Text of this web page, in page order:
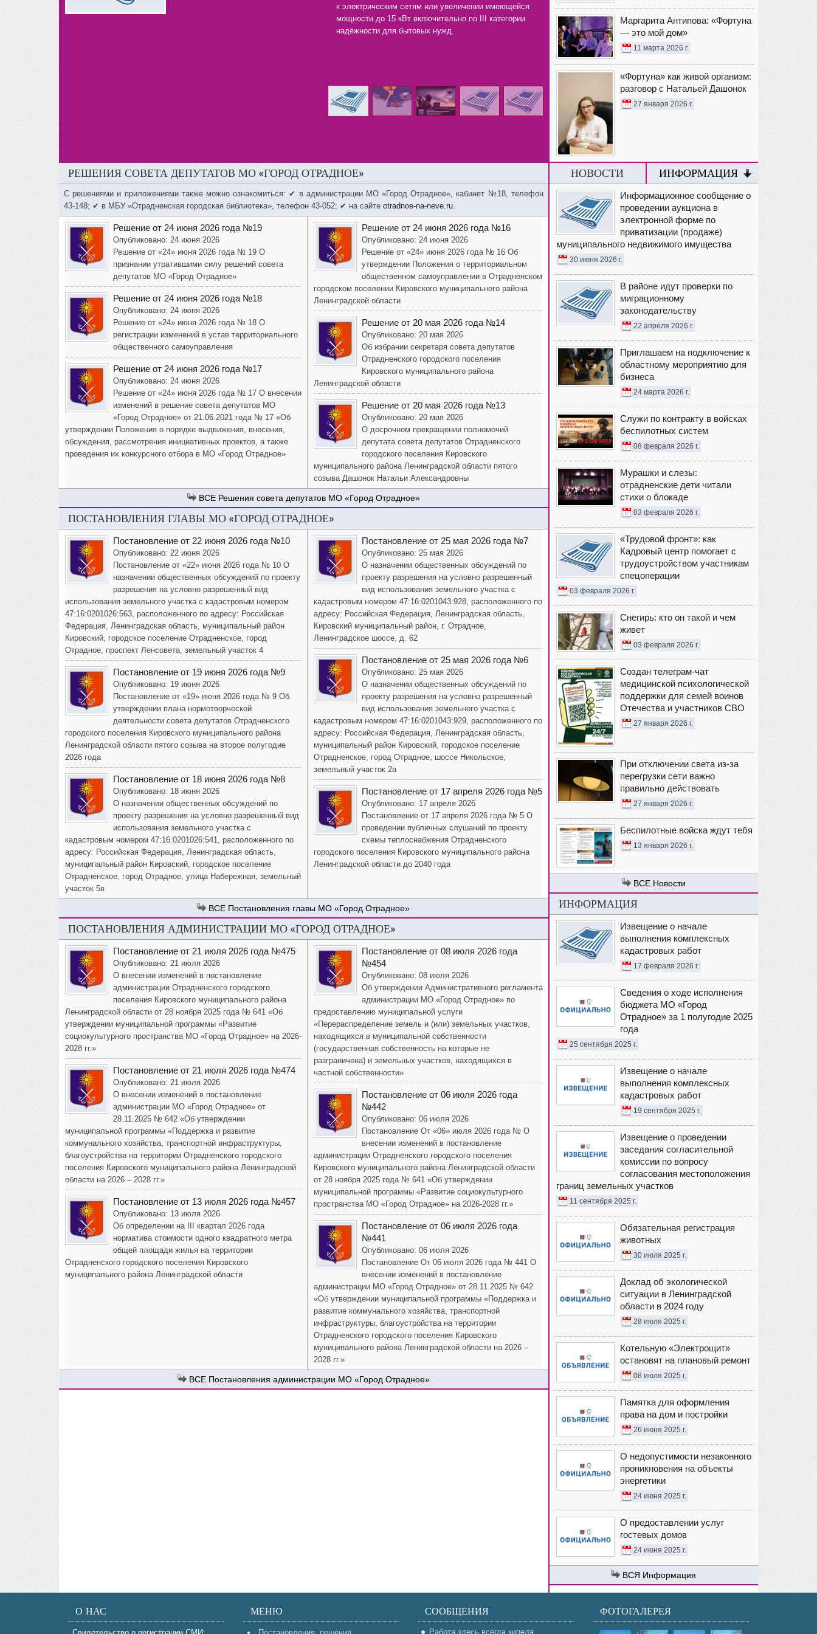
к электрическим сетям или увеличении имеющейся
мощности до 15 кВт включительно по III категории
надёжности для бытовых нужд.
Маргарита Антипова: «Фортуна
— это мой дом»
11 марта 2026 г.
«Фортуна» как живой организм:
разговор с Натальей Дашонок
27 января 2026 г.
РЕШЕНИЯ СОВЕТА ДЕПУТАТОВ МО «ГОРОД ОТРАДНОЕ»
С решениями и приложениями также можно ознакомиться: ✔ в администрации МО «Город Отрадное», кабинет №18, телефон
43-148; ✔ в МБУ «Отрадненская городская библиотека», телефон 43-052; ✔ на сайте otradnoe-na-neve.ru.
Решение от 24 июня 2026 года №19
Опубликовано: 24 июня 2026
Решение от «24» июня 2026 года № 19 О
признании утратившими силу решений совета
депутатов МО «Город Отрадное»
Решение от 24 июня 2026 года №18
Опубликовано: 24 июня 2026
Решение от «24» июня 2026 года № 18 О
регистрации изменений в устав территориального
общественного самоуправления
Решение от 24 июня 2026 года №17
Опубликовано: 24 июня 2026
Решение от «24» июня 2026 года № 17 О внесении
изменений в решение совета депутатов МО
«Город Отрадное» от 21.06.2021 года № 17 «Об
утверждении Положения о порядке выдвижения, внесения,
обсуждения, рассмотрения инициативных проектов, а также
проведения их конкурсного отбора в МО «Город Отрадное»
Решение от 24 июня 2026 года №16
Опубликовано: 24 июня 2026
Решение от «24» июня 2026 года № 16 Об
утверждении Положения о территориальном
общественном самоуправлении в Отрадненском
городском поселении Кировского муниципального района
Ленинградской области
Решение от 20 мая 2026 года №14
Опубликовано: 20 мая 2026
Об избрании секретаря совета депутатов
Отрадненского городского поселения
Кировского муниципального района
Ленинградской области
Решение от 20 мая 2026 года №13
Опубликовано: 20 мая 2026
О досрочном прекращении полномочий
депутата совета депутатов Отрадненского
городского поселения Кировского
муниципального района Ленинградской области пятого
созыва Дашонок Натальи Александровны
Решения совета депутатов МО «Город Отрадное»
ПОСТАНОВЛЕНИЯ ГЛАВЫ МО «ГОРОД ОТРАДНОЕ»
Постановление от 22 июня 2026 года №10
Опубликовано: 22 июня 2026
Постановление от «22» июня 2026 года № 10 О
назначении общественных обсуждений по проекту
разрешения на условно разрешенный вид
использования земельного участка с кадастровым номером
47:16:0201026:563, расположенного по адресу: Российская
Федерация, Ленинградская область, муниципальный район
Кировский, городское поселение Отрадненское, город
Отрадное, проспект Ленсовета, земельный участок 4
Постановление от 19 июня 2026 года №9
Опубликовано: 19 июня 2026
Постановление от «19» июня 2026 года № 9 Об
утверждении плана нормотворческой
деятельности совета депутатов Отрадненского
городского поселения Кировского муниципального района
Ленинградской области пятого созыва на второе полугодие
2026 года
Постановление от 18 июня 2026 года №8
Опубликовано: 18 июня 2026
О назначении общественных обсуждений по
проекту разрешения на условно разрешенный вид
использования земельного участка с
кадастровым номером 47:16:0201026:541, расположенного по
адресу: Российская Федерация, Ленинградская область,
муниципальный район Кировский, городское поселение
Отрадненское, город Отрадное, улица Набережная, земельный
участок 5в
Постановление от 25 мая 2026 года №7
Опубликовано: 25 мая 2026
О назначении общественных обсуждений по
проекту разрешения на условно разрешенный
вид использования земельного участка с
кадастровым номером 47:16:0201043:928, расположенного по
адресу: Российская Федерация, Ленинградская область,
Кировский муниципальный район, г. Отрадное,
Ленинградское шоссе, д. 62
Постановление от 25 мая 2026 года №6
Опубликовано: 25 мая 2026
О назначении общественных обсуждений по
проекту разрешения на условно разрешенный
вид использования земельного участка с
кадастровым номером 47:16:0201043:929, расположенного по
адресу: Российская Федерация, Ленинградская область,
муниципальный район Кировский, городское поселение
Отрадненское, город Отрадное, шоссе Никольское,
земельный участок 2а
Постановление от 17 апреля 2026 года №5
Опубликовано: 17 апреля 2026
Постановление от 17 апреля 2026 года № 5 О
проведении публичных слушаний по проекту
схемы теплоснабжения Отрадненского
городского поселения Кировского муниципального района
Ленинградской области до 2040 года
Постановления главы МО «Город Отрадное»
ПОСТАНОВЛЕНИЯ АДМИНИСТРАЦИИ МО «ГОРОД ОТРАДНОЕ»
Постановление от 21 июля 2026 года №475
Опубликовано: 21 июля 2026
О внесении изменений в постановление
администрации Отрадненского городского
поселения Кировского муниципального района
Ленинградской области от 28 ноября 2025 года № 641 «Об
утверждении муниципальной программы «Развитие
социокультурного пространства МО «Город Отрадное» на 2026-
2028 гг.»
Постановление от 21 июля 2026 года №474
Опубликовано: 21 июля 2026
О внесении изменений в постановление
администрации МО «Город Отрадное» от
28.11.2025 № 642 «Об утверждении
муниципальной программы «Поддержка и развитие
коммунального хозяйства, транспортной инфраструктуры,
благоустройства на территории Отрадненского городского
поселения Кировского муниципального района Ленинградской
области на 2026 – 2028 гг.»
Постановление от 13 июля 2026 года №457
Опубликовано: 13 июля 2026
Об определении на III квартал 2026 года
норматива стоимости одного квадратного метра
общей площади жилья на территории
Отрадненского городского поселения Кировского
муниципального района Ленинградской области
Постановление от 08 июля 2026 года
№454
Опубликовано: 08 июля 2026
Об утверждении Административного регламента
администрации МО «Город Отрадное» по
предоставлению муниципальной услуги
«Перераспределение земель и (или) земельных участков,
находящихся в муниципальной собственности
(государственная собственность на которые не
разграничена) и земельных участков, находящихся в
частной собственности»
Постановление от 06 июля 2026 года
№442
Опубликовано: 06 июля 2026
Постановление От «06» июля 2026 года № О
внесении изменений в постановление
администрации Отрадненского городского поселения
Кировского муниципального района Ленинградской области
от 28 ноября 2025 года № 641 «Об утверждении
муниципальной программы «Развитие социокультурного
пространства МО «Город Отрадное» на 2026-2028 гг.»
Постановление от 06 июля 2026 года
№441
Опубликовано: 06 июля 2026
Постановление От 06 июля 2026 года № 441 О
внесении изменений в постановление
администрации МО «Город Отрадное» от 28.11.2025 № 642
«Об утверждении муниципальной программы «Поддержка и
развитие коммунального хозяйства, транспортной
инфраструктуры, благоустройства на территории
Отрадненского городского поселения Кировского
муниципального района Ленинградской области на 2026 –
2028 гг.»
Постановления администрации МО «Город Отрадное»
НОВОСТИ ИНФОРМАЦИЯ
Информационное сообщение о
проведении аукциона в
электронной форме по
приватизации (продаже)
муниципального недвижимого имущества
30 июня 2026 г.
В районе идут проверки по
миграционному
законодательству
22 апреля 2026 г.
Приглашаем на подключение к
областному мероприятию для
бизнеса
24 марта 2026 г.
Служи по контракту в войсках
беспилотных систем
08 февраля 2026 г.
Мурашки и слезы:
отрадненские дети читали
стихи о блокаде
03 февраля 2026 г.
«Трудовой фронт»: как
Кадровый центр помогает с
трудоустройством участникам
спецоперации
03 февраля 2026 г.
Снегирь: кто он такой и чем
живет
03 февраля 2026 г.
Создан телеграм-чат
медицинской психологической
поддержки для семей воинов
Отечества и участников СВО
27 января 2026 г.
При отключении света из-за
перегрузки сети важно
правильно действовать
27 января 2026 г.
Беспилотные войска ждут тебя
13 января 2026 г.
Новости
ИНФОРМАЦИЯ
Извещение о начале
выполнения комплексных
кадастровых работ
17 февраля 2026 г.
Сведения о ходе исполнения
бюджета МО «Город
Отрадное» за 1 полугодие 2025
года
25 сентября 2025 г.
Извещение о начале
выполнения комплексных
кадастровых работ
19 сентября 2025 г.
Извещение о проведении
заседания согласительной
комиссии по вопросу
согласования местоположения
границ земельных участков
11 сентября 2025 г.
Обязательная регистрация
животных
30 июля 2025 г.
Доклад об экологической
ситуации в Ленинградской
области в 2024 году
28 июля 2025 г.
Котельную «Электрощит»
остановят на плановый ремонт
08 июля 2025 г.
Памятка для оформления
права на дом и постройки
26 июня 2025 г.
О недопустимости незаконного
проникновения на объекты
энергетики
24 июня 2025 г.
О предоставлении услуг
гостевых домов
24 июня 2025 г.
Информация
О НАС МЕНЮ СООБЩЕНИЯ
Работа здесь всегда кипела
ФОТОГАЛЕРЕЯ